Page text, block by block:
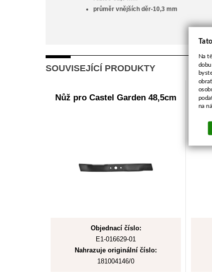
průměr vnějších děr-10,3 mm
SOUVISEJÍCÍ PRODUKTY
Nůž pro Castel Garden 48,5cm
Objednací číslo:
E1-016629-01
Nahrazuje originální číslo:
181004146/0
Na
na